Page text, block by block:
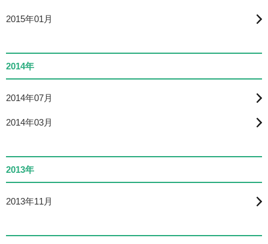
2015年01月
2014年
2014年07月
2014年03月
2013年
2013年11月